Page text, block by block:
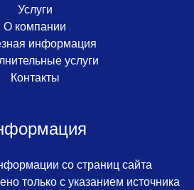
Услуги
О компании
информация
услуги
Контакты
со страниц сайта
только с указанием источника